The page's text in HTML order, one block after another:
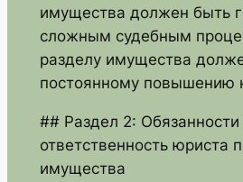
имущества должен быть
сложным судебным
разделу имущества
постоянному повышению
## Раздел 2: Обязанности
ответственность юриста
имущества